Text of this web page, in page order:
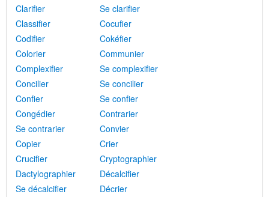
Clarifier
Se clarifier
Classifier
Cocufier
Codifier
Cokéfier
Colorier
Communier
Complexifier
Se complexifier
Concilier
Se concilier
Confier
Se confier
Congédier
Contrarier
Se contrarier
Convier
Copier
Crier
Crucifier
Cryptographier
Dactylographier
Décalcifier
Se décalcifier
Décrier